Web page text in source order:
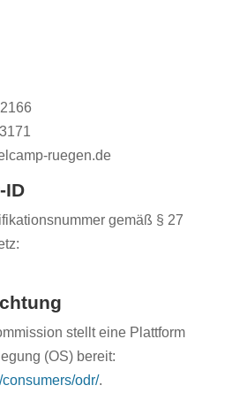
ruegen.de
ID
gemäß § 27
stellt eine Plattform
(OS) bereit:
odr/.